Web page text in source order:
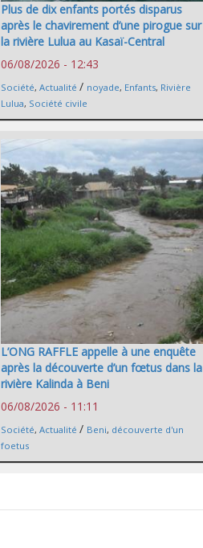
Plus de dix enfants portés disparus
après le chavirement d’une pirogue sur
la rivière Lulua au Kasaï-Central
06/08/2026 - 12:43
Société, Actualité / noyade, Enfants, Rivière
Lulua, Société civile
L’ONG RAFFLE appelle à une enquête
après la découverte d’un fœtus dans la
rivière Kalinda à Beni
06/08/2026 - 11:11
Société, Actualité / Beni, découverte d'un
foetus